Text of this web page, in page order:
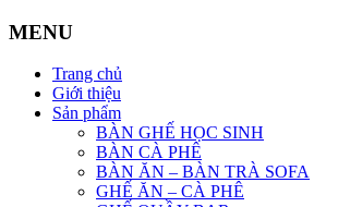
MENU
Trang chủ
Giới thiệu
Sản phẩm
BÀN GHẾ HỌC SINH
BÀN CÀ PHÊ
BÀN ĂN – BÀN TRÀ SOFA
GHẾ ĂN – CÀ PHÊ